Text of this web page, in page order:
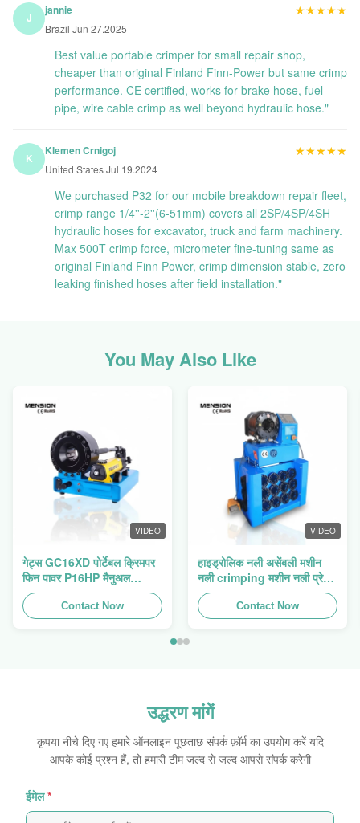
J
jannie
Brazil Jun 27.2025
★★★★★
★★★★★
Best value portable crimper for small repair shop,
cheaper than original Finland Finn-Power but same crimp
performance. CE certified, works for brake hose, fuel
pipe, wire cable crimp as well beyond hydraulic hose."
K
Klemen Crnigoj
United States Jul 19.2024
★★★★★
★★★★★
We purchased P32 for our mobile breakdown repair fleet,
crimp range 1/4''-2''(6-51mm) covers all 2SP/4SP/4SH
hydraulic hoses for excavator, truck and farm machinery.
Max 500T crimp force, micrometer fine-tuning same as
original Finland Finn Power, crimp dimension stable, zero
leaking finished hoses after field installation."
You May Also Like
VIDEO
गेट्स GC16XD पोर्टेबल क्रिमपर
फिन पावर P16HP मैनुअल
हाइड्रोलिक केबल क्रिमपर बिक्री
के लिए
Contact Now
VIDEO
हाइड्रोलिक नली असेंबली मशीन
नली crimping मशीन नली प्रेस
फिन पावर Swager
Contact Now
उद्धरण मांगें
कृपया नीचे दिए गए हमारे ऑनलाइन पूछताछ संपर्क फ़ॉर्म का उपयोग करें यदि
आपके कोई प्रश्न हैं, तो हमारी टीम जल्द से जल्द आपसे संपर्क करेगी
ईमेल *